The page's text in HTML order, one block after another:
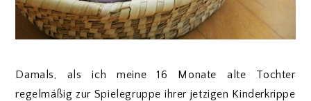
Damals, als ich meine 16 Monate alte Tochter
regelmäßig zur Spielegruppe ihrer jetzigen Kinderkrippe